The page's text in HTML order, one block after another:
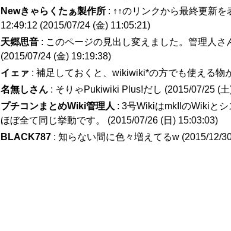
Newきゃらくたぁ製作所 : ↑↑のリンクから最終更新
12:49:12 (2015/07/24 (金) 11:05:21)
天郷思音 : このページの見出し変えました。管理人さ
(2015/07/24 (金) 19:19:38)
イェァ : 補足しておくと、wikiwiki*の方でも使える物
名無しさん : そりゃPukiwiki Plus!だし (2015/07/25 (
プチコンまとめWiki管理人 : 3号WikiはmkIIのWikiと
ほぼ全て同じ挙動です。 (2015/07/26 (日) 15:03:03)
BLACK787 : 知らない間に色々増えてるw (2015/12/